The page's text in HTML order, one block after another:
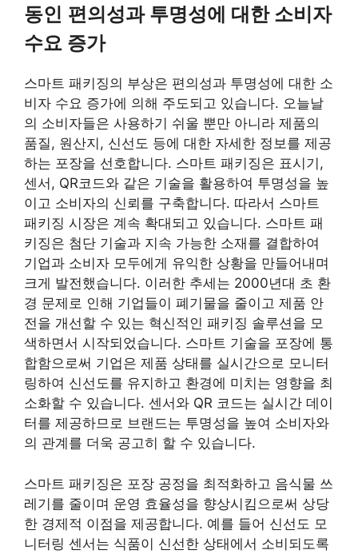
동인 편의성과 투명성에 대한 소비자
수요 증가
스마트 패키징의 부상은 편의성과 투명성에 대한 소
비자 수요 증가에 의해 주도되고 있습니다. 오늘날
의 소비자들은 사용하기 쉬울 뿐만 아니라 제품의
품질, 원산지, 신선도 등에 대한 자세한 정보를 제공
하는 포장을 선호합니다. 스마트 패키징은 표시기,
센서, QR코드와 같은 기술을 활용하여 투명성을 높
이고 소비자의 신뢰를 구축합니다. 따라서 스마트
패키징 시장은 계속 확대되고 있습니다. 스마트 패
키징은 첨단 기술과 지속 가능한 소재를 결합하여
기업과 소비자 모두에게 유익한 상황을 만들어내며
크게 발전했습니다. 이러한 추세는 2000년대 초 환
경 문제로 인해 기업들이 폐기물을 줄이고 제품 안
전을 개선할 수 있는 혁신적인 패키징 솔루션을 모
색하면서 시작되었습니다. 스마트 기술을 포장에 통
합함으로써 기업은 제품 상태를 실시간으로 모니터
링하여 신선도를 유지하고 환경에 미치는 영향을 최
소화할 수 있습니다. 센서와 QR 코드는 실시간 데이
터를 제공하므로 브랜드는 투명성을 높여 소비자와
의 관계를 더욱 공고히 할 수 있습니다.
스마트 패키징은 포장 공정을 최적화하고 음식물 쓰
레기를 줄이며 운영 효율성을 향상시킴으로써 상당
한 경제적 이점을 제공합니다. 예를 들어 신선도 모
니터링 센서는 식품이 신선한 상태에서 소비되도록